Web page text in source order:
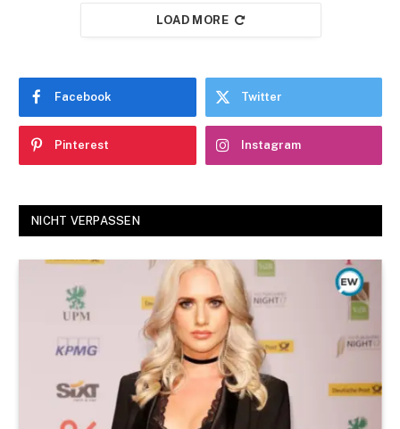
LOAD MORE
Facebook Twitter
Pinterest Instagram
NICHT VERPASSEN